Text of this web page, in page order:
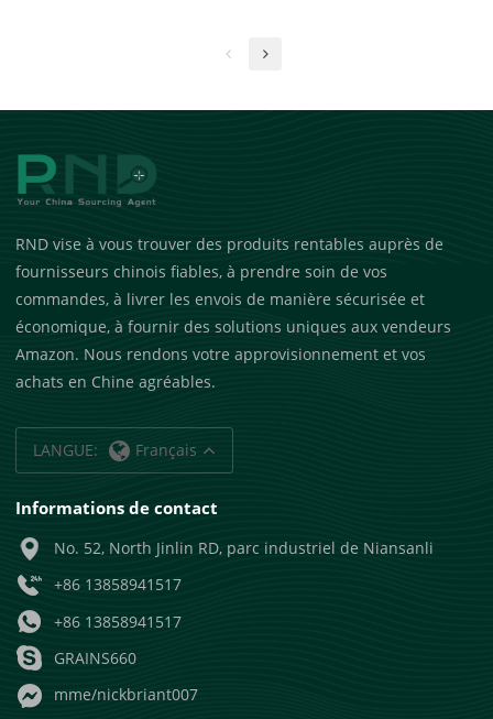
RND vise à vous trouver des produits rentables auprès de
fournisseurs chinois fiables, à prendre soin de vos
commandes, à livrer les envois de manière sécurisée et
économique, à fournir des solutions uniques aux vendeurs
Amazon. Nous rendons votre approvisionnement et vos
achats en Chine agréables.
LANGUE: Français
Informations de contact
No. 52, North Jinlin RD, parc industriel de Niansanli
+86 13858941517
+86 13858941517
GRAINS660
mme/nickbriant007